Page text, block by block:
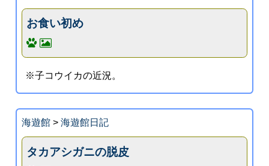
お食い初め
※子コウイカの近況。
海遊館> 海遊館日記
タカアシガニの脱皮